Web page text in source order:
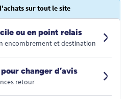
sur tout le site
ou en point relais
encombrement et destination
changer d’avis
retour